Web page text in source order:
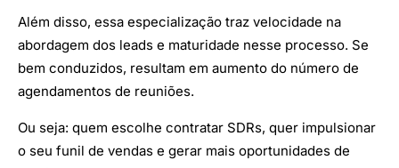
Além disso, essa especialização traz velocidade na
abordagem dos leads e maturidade nesse processo. Se
bem conduzidos, resultam em aumento do número de
agendamentos de reuniões.
Ou seja: quem escolhe contratar SDRs, quer impulsionar
o seu funil de vendas e gerar mais oportunidades de